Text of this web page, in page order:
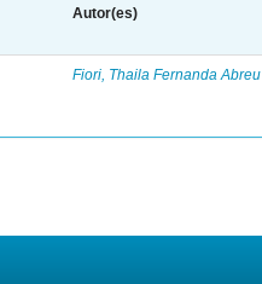
Autor(es)
Fiori, Thaila Fernanda Abreu